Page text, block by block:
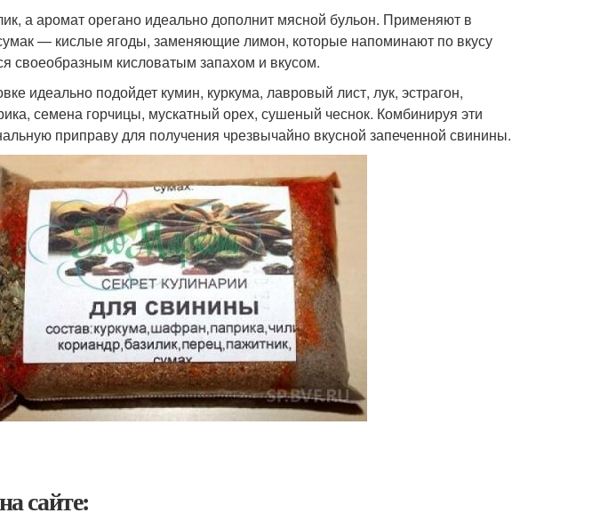
а аромат орегано идеально дополнит мясной бульон. Применяют в
— кислые ягоды, заменяющие лимон, которые напоминают по вкусу
своеобразным кисловатым запахом и вкусом.
идеально подойдет кумин, куркума, лавровый лист, лук, эстрагон,
семена горчицы, мускатный орех, сушеный чеснок. Комбинируя эти
приправу для получения чрезвычайно вкусной запеченной свинины.
сайте: